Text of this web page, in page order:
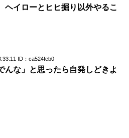
ヘイローとヒヒ掘り以外やるこ
ID：ca524feb0
んな」と思ったら自発しどきよ